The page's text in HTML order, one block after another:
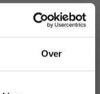
Over
te
zal al zijn
stijlen
Het is